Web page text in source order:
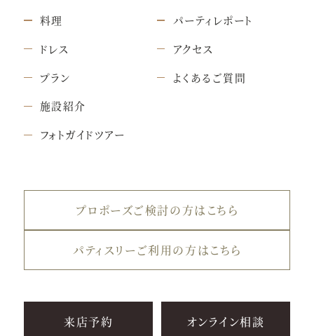
料理
ドレス
プラン
施設紹介
フォトガイドツアー
パーティレポート
アクセス
よくあるご質問
プロポーズご検討の方はこちら
パティスリーご利用の方はこちら
来店予約 オンライン相談